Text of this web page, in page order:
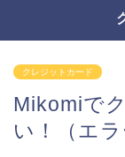
クレジットカード
Mikomiで
い！（エラ